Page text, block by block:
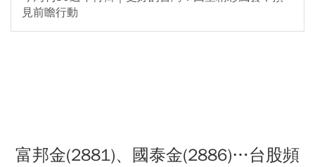
見前瞻行動
富邦金(2881)、國泰金(2886)…台股頻